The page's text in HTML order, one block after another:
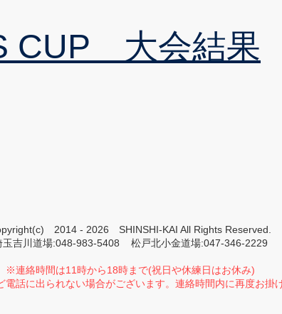
CUP 大会結果
2014 - 2026 SHINSHI-KAI All Rights Reserved.
玉吉川道場:048-983-5408 松戸北小金道場:047-346-2229
※連絡時間は11時から18時まで(祝日や休練日はお休み)
話に出られない場合がございます。連絡時間内に再度お掛